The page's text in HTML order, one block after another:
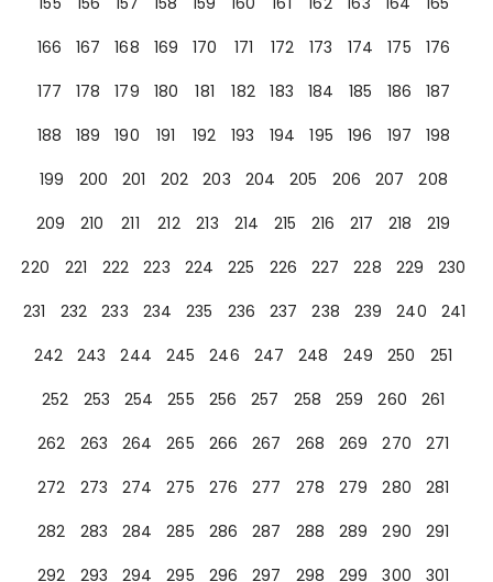
166
167 168 169 170 171 172 173 174 175
176
177
178 179 180 181 182 183 184 185 186
187
188
189 190 191 192 193 194 195 196 197
198
199
200 201 202 203 204 205 206 207
208
209
210 211 212 213 214 215 216 217 218
219
220
221 222 223 224 225 226 227 228 229
230
231
232 233 234 235 236 237 238 239 240
241
242
243 244 245 246 247 248 249 250
251
252
253 254 255 256 257 258 259 260
261
262
263 264 265 266 267 268 269 270
271
272
273 274 275 276 277 278 279 280
281
282
283 284 285 286 287 288 289 290
291
292
293 294 295 296 297 298 299 300 301